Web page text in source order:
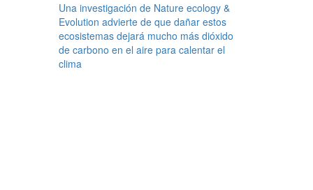
Una investigación de Nature ecology &
Evolution advierte de que dañar estos
ecosistemas dejará mucho más dióxido
de carbono en el aire para calentar el
clima